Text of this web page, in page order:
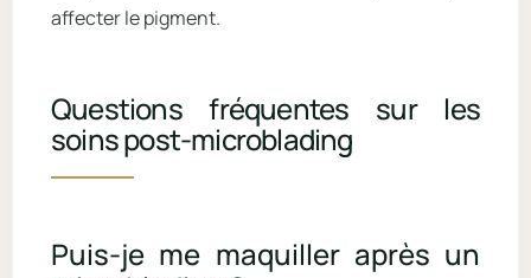
affecter le pigment.
Questions fréquentes sur les
soins post-microblading
Puis-je me maquiller après un